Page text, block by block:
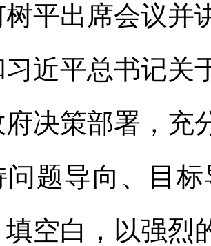
平出席会议并
近平总书记关
府决策部署，充
问题导向、目
空白，以强烈